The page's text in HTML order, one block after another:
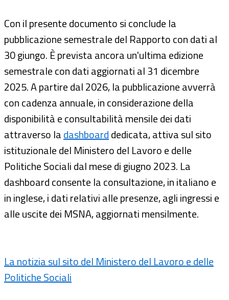
Con il presente documento si conclude la
pubblicazione semestrale del Rapporto con dati al
30 giungo. È prevista ancora un'ultima edizione
semestrale con dati aggiornati al 31 dicembre
2025. A partire dal 2026, la pubblicazione avverrà
con cadenza annuale, in considerazione della
disponibilità e consultabilità mensile dei dati
attraverso ladashboarddedicata, attiva sul sito
istituzionale del Ministero del Lavoro e delle
Politiche Sociali dal mese di giugno 2023. La
dashboard consente la consultazione, in italiano e
in inglese, i dati relativi alle presenze, agli ingressi e
alle uscite dei MSNA, aggiornati mensilmente.
La notizia sul sito del Ministero del Lavoro e delle
Politiche Sociali